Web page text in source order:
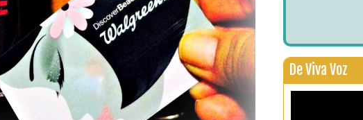
De Viva Voz